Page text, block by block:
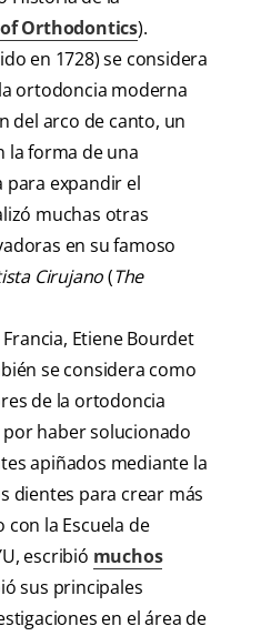
Orthodontics).
en 1728) se considera
ortodoncia moderna
del arco de canto, un
la forma de una
para expandir el
muchas otras
en su famoso
Cirujano(The
Etiene Bourdet
se considera como
de la ortodoncia
haber solucionado
apiñados mediante la
dientes para crear más
con la Escuela de
escribió muchos
sus principales
en el área de